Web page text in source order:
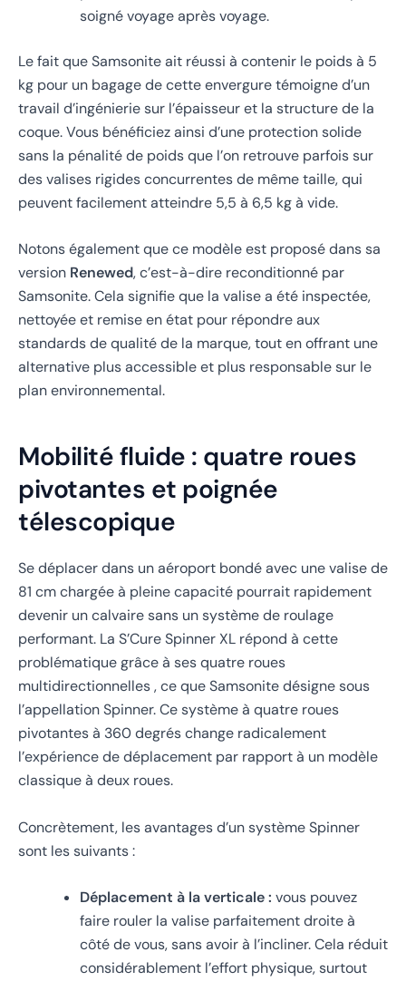
soigné voyage après voyage.
Le fait que Samsonite ait réussi à contenir le poids à 5
kg pour un bagage de cette envergure témoigne d’un
travail d’ingénierie sur l’épaisseur et la structure de la
coque. Vous bénéficiez ainsi d’une protection solide
sans la pénalité de poids que l’on retrouve parfois sur
des valises rigides concurrentes de même taille, qui
peuvent facilement atteindre 5,5 à 6,5 kg à vide.
Notons également que ce modèle est proposé dans sa
version Renewed, c’est-à-dire reconditionné par
Samsonite. Cela signifie que la valise a été inspectée,
nettoyée et remise en état pour répondre aux
standards de qualité de la marque, tout en offrant une
alternative plus accessible et plus responsable sur le
plan environnemental.
Mobilité fluide : quatre roues
pivotantes et poignée
télescopique
Se déplacer dans un aéroport bondé avec une valise de
81 cm chargée à pleine capacité pourrait rapidement
devenir un calvaire sans un système de roulage
performant. La S’Cure Spinner XL répond à cette
problématique grâce à ses quatre roues
multidirectionnelles , ce que Samsonite désigne sous
l’appellation Spinner. Ce système à quatre roues
pivotantes à 360 degrés change radicalement
l’expérience de déplacement par rapport à un modèle
classique à deux roues.
Concrètement, les avantages d’un système Spinner
sont les suivants :
Déplacement à la verticale : vous pouvez
faire rouler la valise parfaitement droite à
côté de vous, sans avoir à l’incliner. Cela réduit
considérablement l’effort physique, surtout